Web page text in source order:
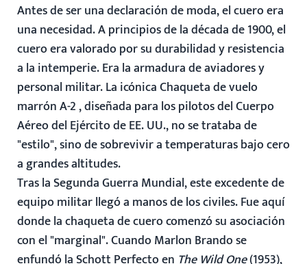
Antes de ser una declaración de moda, el cuero era
una necesidad. A principios de la década de 1900, el
cuero era valorado por su durabilidad y resistencia
a la intemperie. Era la armadura de aviadores y
personal militar. La icónicaChaqueta de vuelo
marrón A-2, diseñada para los pilotos del Cuerpo
Aéreo del Ejército de EE. UU., no se trataba de
"estilo", sino de sobrevivir a temperaturas bajo cero
a grandes altitudes.
Tras la Segunda Guerra Mundial, este excedente de
equipo militar llegó a manos de los civiles. Fue aquí
donde la chaqueta de cuero comenzó su asociación
con el "marginal". Cuando Marlon Brando se
enfundó la Schott Perfecto en The Wild One(1953),